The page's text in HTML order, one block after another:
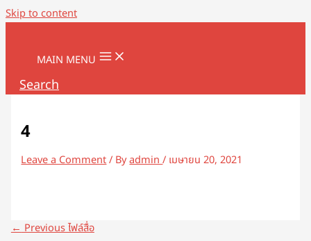
Skip to content
MAIN MENU
Search
4
Leave a Comment/ Byadmin/ เมษายน 20, 2021
←Previous ไฟล์สื่อ